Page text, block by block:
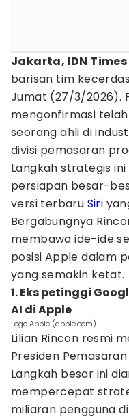
Jakarta, IDN
barisan tim
Jumat (27/3/2026).
mengonfirmasi
seorang ahli di
divisi pemasaran
Langkah strategis
persiapan besar-
versi terbaru Siri
Bergabungnya
membawa ide-ide
posisi Apple dalam
yang semakin ketat.
1. Eks petinggi
AI di Apple
Logo Apple (apple.com)
Lilian Rincon resmi
Presiden
Langkah besar ini
mempercepat
miliaran pengguna